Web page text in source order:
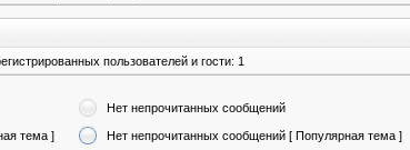
пользователей и гости: 1
Нет непрочитанных сообщений
тема ] Нет непрочитанных сообщений [ Популярная тема ]